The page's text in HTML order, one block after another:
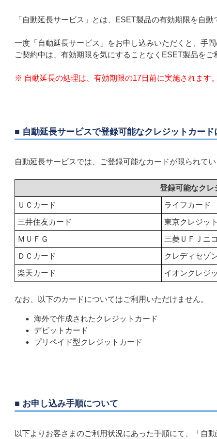
「自動延長サービス」とは、ESET製品の有効期限を自
一度「自動延長サービス」をお申し込みいただくと、手
ご契約中は、有効期限を気にすることなくESET製品をご
※ 自動延長の処理は、有効期限の17日前に実施されます
■ 自動延長サービスで登録可能なクレジットカード
自動延長サービスでは、ご登録可能なカードが限られて
登録可能なクレ
ＵＣカード ライフカード
三井住友カード 東京クレジッ
ＭＵＦＧ 三菱ＵＦＪニ
ＤＣカード クレディセゾ
楽天カード イオンクレジ
なお、以下のカードについてはご利用いただけません。
海外で作成されたクレジットカード
デビットカード
プリペイド型クレジットカード
■ お申し込み手順について
以下よりお客さまのご利用状況にあった手順にて、「自